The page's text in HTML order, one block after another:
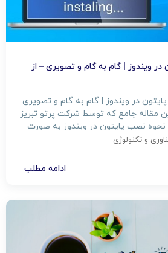
ویندوز | گام به گام و تصویری – از
در ویندوز | گام به گام و تصویری
مقاله جامع که توسط شرکت پرتو تبریز
نحوه نصب پایتون در ویندوز به صورت
خواهیم کرد. از مفاهیم ابتدایی و
و تکنولوژی
ادامه مطلب